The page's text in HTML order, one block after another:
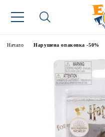
Начало Нарушена опаковка -50%